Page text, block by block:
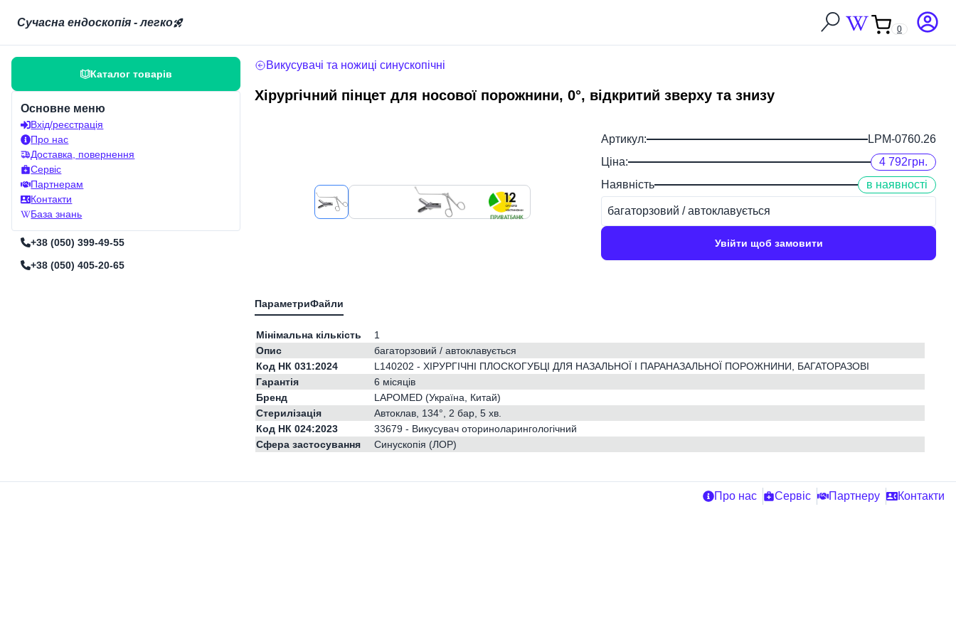
Сучасна ендоскопія - легко
0
Каталог товарів
Основне меню
Вхід/реєстрація
Про нас
Доставка, повернення
Сервіс
Партнерам
Контакти
База знань
+38 (050) 399-49-55
+38 (050) 405-20-65
Викусувачі та ножиці синускопічні
Хірургічний пінцет для носової порожнини, 0°, відкритий зверху та знизу
Артикул:
LPM-0760.26
Ціна:
4 792грн.
Наявність
в наявності
багаторзовий / автоклавується
Увійти щоб замовити
Мінімальна кількість
1
Опис
багаторзовий / автоклавується
Код НК 031:2024
L140202 - ХІРУРГІЧНІ ПЛОСКОГУБЦІ ДЛЯ НАЗАЛЬНОЇ І ПАРАНАЗАЛЬНОЇ ПОРОЖНИНИ, БАГАТОРАЗОВІ
Гарантія
6 місяців
Бренд
LAPOMED (Україна, Китай)
Стерилізація
Автоклав, 134°, 2 бар, 5 хв.
Код НК 024:2023
33679 - Викусувач оториноларингологічний
Сфера застосування
Синускопія (ЛОР)
Про нас Сервіс Партнеру Контакти